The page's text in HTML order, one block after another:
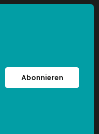
Abonnieren